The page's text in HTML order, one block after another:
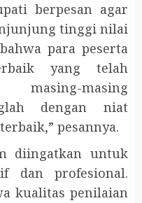
berpesan agar
tinggi nilai
para peserta
yang telah
masing
dengan niat
pesannya.
diingatkan untuk
dan profesional.
kualitas penilaian